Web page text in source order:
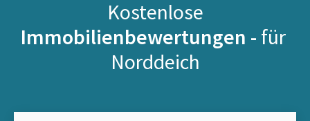
Kostenlose
Immobilienbewertungen - für
Norddeich